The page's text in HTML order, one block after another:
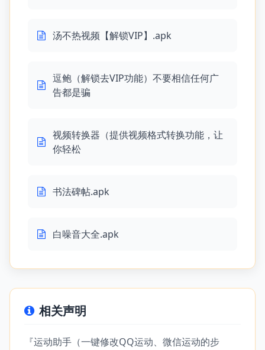
汤不热视频【解锁VIP】.apk
逗鲍（解锁去VIP功能）不要相信任何广
告都是骗
视频转换器（提供视频格式转换功能，让
你轻松
书法碑帖.apk
白噪音大全.apk
相关声明
『运动助手（一键修改QQ运动、微信运动的步